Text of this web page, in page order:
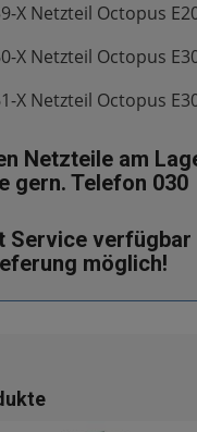
X Netzteil Octopus
X Netzteil Octopus
X Netzteil Octopus
Netzteile am
gern. Telefon 030
Service verfügbar
möglich!